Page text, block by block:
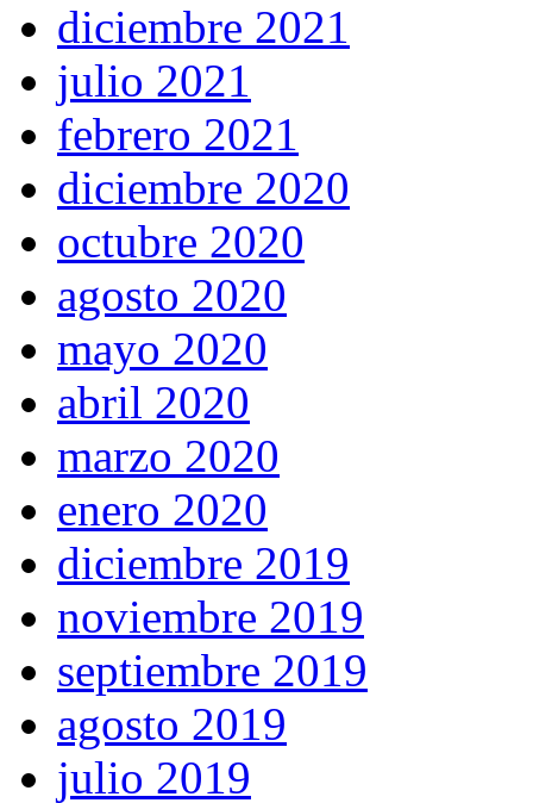
diciembre 2021
julio 2021
febrero 2021
diciembre 2020
octubre 2020
agosto 2020
mayo 2020
abril 2020
marzo 2020
enero 2020
diciembre 2019
noviembre 2019
septiembre 2019
agosto 2019
julio 2019